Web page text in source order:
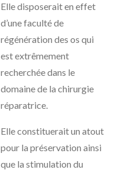
Elle disposerait en effet
d’une faculté de
régénération des os qui
est extrêmement
recherchée dans le
domaine de la chirurgie
réparatrice.
Elle constituerait un atout
pour la préservation ainsi
que la stimulation du